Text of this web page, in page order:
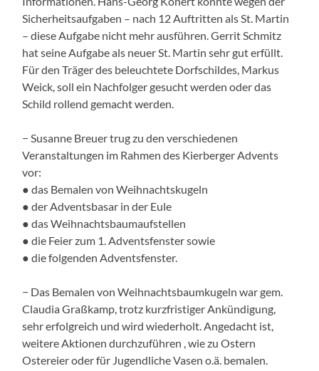
Sicherheitsaufgaben – nach 12 Auftritten als St. Martin
– diese Aufgabe nicht mehr ausführen. Gerrit Schmitz
hat seine Aufgabe als neuer St. Martin sehr gut erfüllt.
Für den Träger des beleuchtete Dorfschildes, Markus
Weick, soll ein Nachfolger gesucht werden oder das
Schild rollend gemacht werden.
− Susanne Breuer trug zu den verschiedenen
Veranstaltungen im Rahmen des Kierberger Advents
vor:
● das Bemalen von Weihnachtskugeln
● der Adventsbasar in der Eule
● das Weihnachtsbaumaufstellen
● die Feier zum 1. Adventsfenster sowie
● die folgenden Adventsfenster.
− Das Bemalen von Weihnachtsbaumkugeln war gem.
Claudia Graßkamp, trotz kurzfristiger Ankündigung,
sehr erfolgreich und wird wiederholt. Angedacht ist,
weitere Aktionen durchzuführen , wie zu Ostern
Ostereier oder für Jugendliche Vasen o.ä. bemalen.